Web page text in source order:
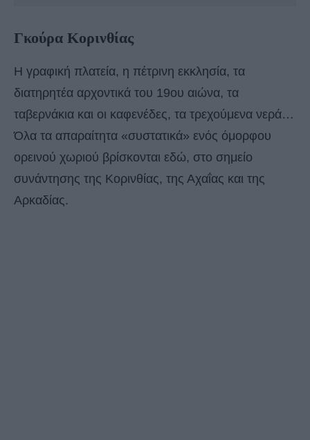
Γκούρα Κορινθίας
Η γραφική πλατεία, η πέτρινη εκκλησία, τα
διατηρητέα αρχοντικά του 19ου αιώνα, τα
ταβερνάκια και οι καφενέδες, τα τρεχούμενα νερά…
Όλα τα απαραίτητα «συστατικά» ενός όμορφου
ορεινού χωριού βρίσκονται εδώ, στο σημείο
συνάντησης της Κορινθίας, της Αχαΐας και της
Αρκαδίας.